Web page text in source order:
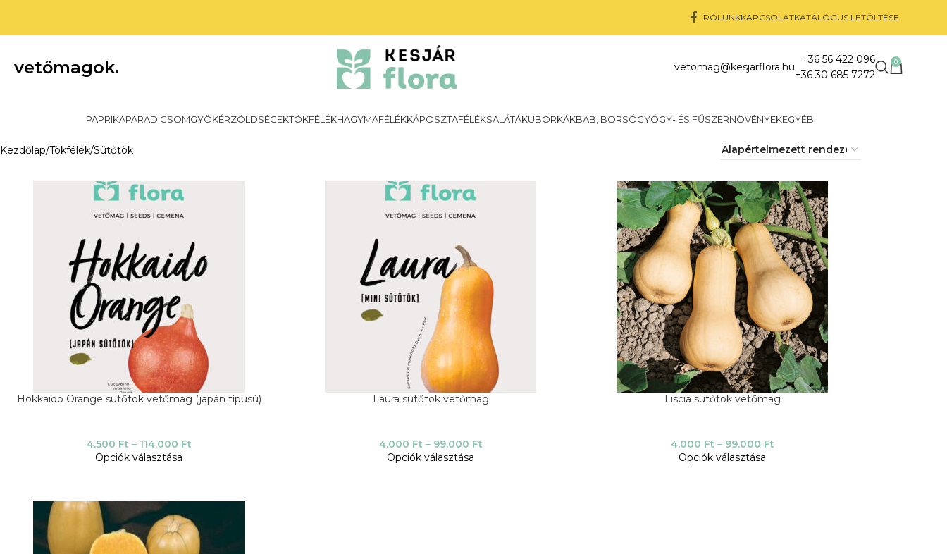
RÓLUNKKAPCSOLATKATALÓGUS LETÖLTÉSE
vetőmagok. vetomag@kesjarflora.hu
+36 56 422 096
+36 30 685 7272
0
PAPRIKAPARADICSOMGYÖKÉRZÖLDSÉGEKTÖKFÉLÉKHAGYMAFÉLÉKKÁPOSZTAFÉLÉKSALÁTÁKUBORKÁKBAB, BORSÓGYÓGY- ÉS FŰSZERNÖVÉNYEKEGYÉB
Kezdőlap Tökfélék Sütőtök
Hokkaido Orange sütőtök vetőmag (japán típusú)
4.500 Ft – 114.000 Ft
Opciók választása
Laura sütőtök vetőmag
4.000 Ft – 99.000 Ft
Opciók választása
Liscia sütőtök vetőmag
4.000 Ft – 99.000 Ft
Opciók választása